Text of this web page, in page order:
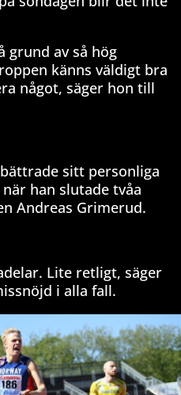
grund av så hög
känns väldigt bra
något, säger hon till
sitt personliga
han slutade tvåa
Andreas Grimerud.
Lite retligt, säger
i alla fall.